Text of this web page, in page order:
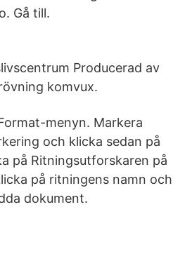
Gå till.
Producerad av
komvux.
menyn. Markera
och klicka sedan på
på Ritningsutforskaren på
på ritningens namn och
dokument.